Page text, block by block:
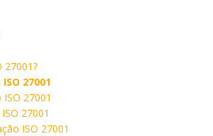
27001?
27001
27001
27001
ISO 27001